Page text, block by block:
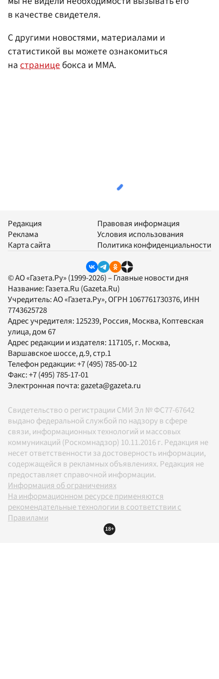
в качестве свидетеля.
С другими новостями, материалами и
статистикой вы можете ознакомиться
настраницебокса и ММА.
Редакция
Реклама
Карта сайта
Правовая информация
Условия использования
Политика конфиденциальности
© АО «Газета.Ру» (1999-2026) – Главные новости дня
Название: Газета.Ru (Gazeta.Ru)
Учредитель:АО «Газета.Ру», ОГРН 1067761730376, ИНН
7743625728
Адрес учредителя: 125239, Россия, Москва, Коптевская
улица, дом 67
Адрес редакции и издателя: 117105, г. Москва,
Варшавское шоссе, д.9, стр.1
Телефон редакции:+7 (495) 785-00-12
Факс:+7 (495) 785-17-01
Электронная почта: gazeta@gazeta.ru
Свидетельство о регистрации СМИ Эл № ФС77-67642
выдано федеральной службой по надзору в сфере
связи, информационных технологий и массовых
коммуникаций (Роскомнадзор) 10.11.2016 г. Редакция не
несет ответственности за достоверность информации,
содержащейся в рекламных объявлениях. Редакция не
предоставляет справочной информации.
Информация об ограничениях
На информационном ресурсе применяются
рекомендательные технологии в соответствии с
Правилами
18+